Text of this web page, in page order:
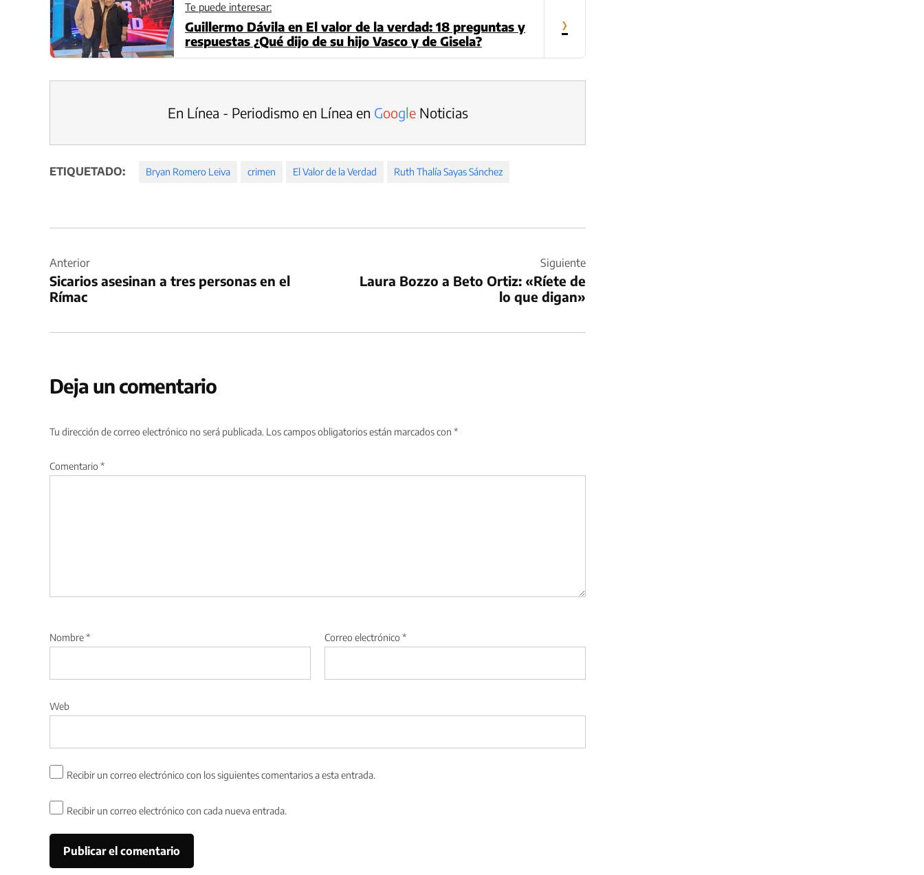
Te puede interesar:
Guillermo Dávila en El valor de la verdad: 18 preguntas y
respuestas ¿Qué dijo de su hijo Vasco y de Gisela?
›
En Línea - Periodismo en Línea en GoogleNoticias
ETIQUETADO: Bryan Romero Leiva crimen El Valor de la Verdad Ruth Thalía Sayas Sánchez
de
entradas
Anterior
Sicarios asesinan a tres personas en el
Rímac
Siguiente
Laura Bozzo a Beto Ortiz: «Ríete de
lo que digan»
Deja un comentario
Tu dirección de correo electrónico no será publicada. Los campos obligatorios están marcados con *
Comentario *
Nombre* Correo electrónico *
Web
Recibir un correo electrónico con los siguientes comentarios a esta entrada.
Recibir un correo electrónico con cada nueva entrada.